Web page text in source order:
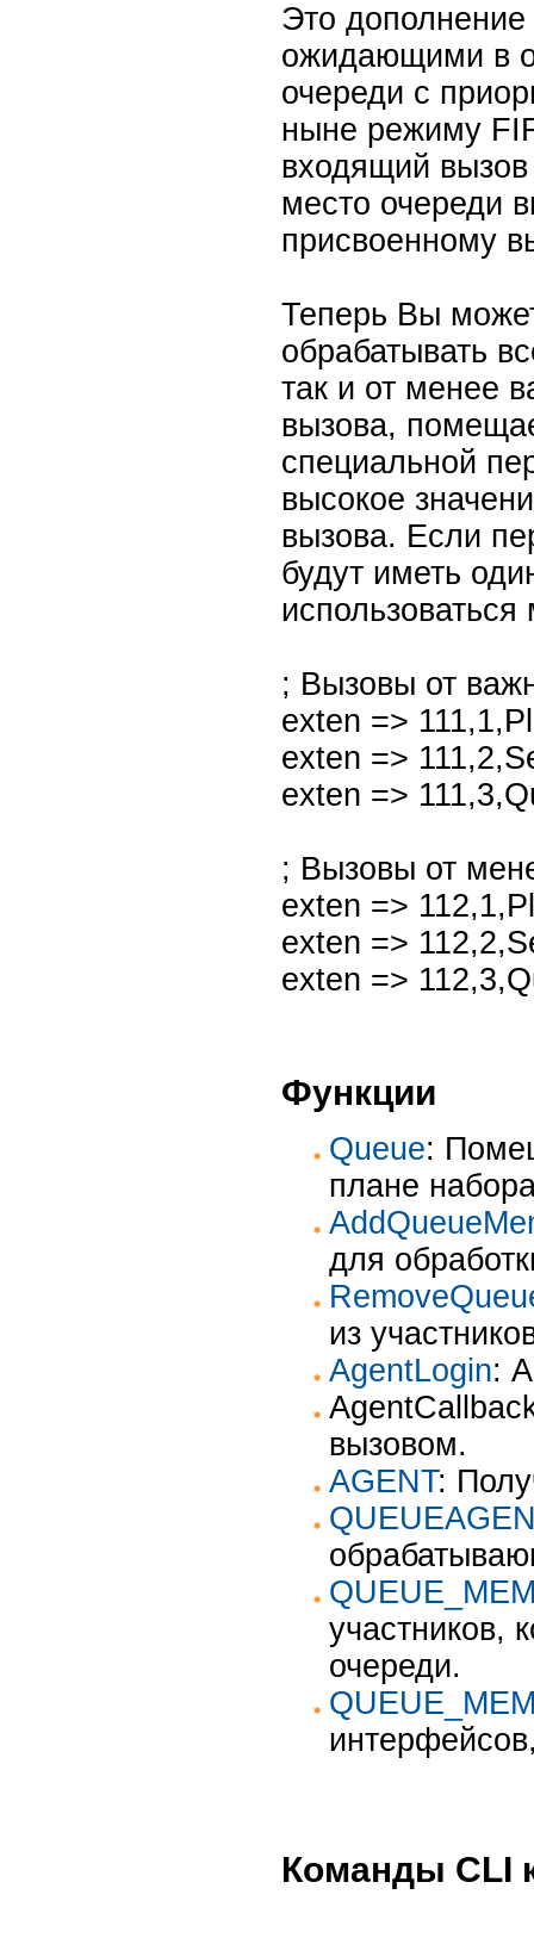
Это дополнение
ожидающими в
очереди с
ныне режиму
входящий
место очереди
присвоенному
Теперь Вы
обрабатывать
так и от менее
вызова,
специальной
высокое
вызова. Если
будут иметь
; Вызовы от
exten =>
exten =>
exten =>
; Вызовы от
exten =>
exten =>
exten =>
Функции
Queue:
плане
для
из
AgentLogin:
вызовом.
AGENT:
участников,
очереди.
Команды CLI